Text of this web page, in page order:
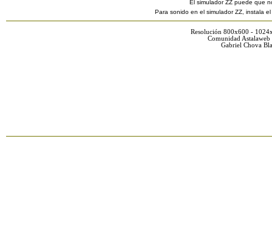
El simulador ZZ puede que
Para sonido en el simulador ZZ, instala
Resolución 800x600 -
Comunidad
Gabriel Chova